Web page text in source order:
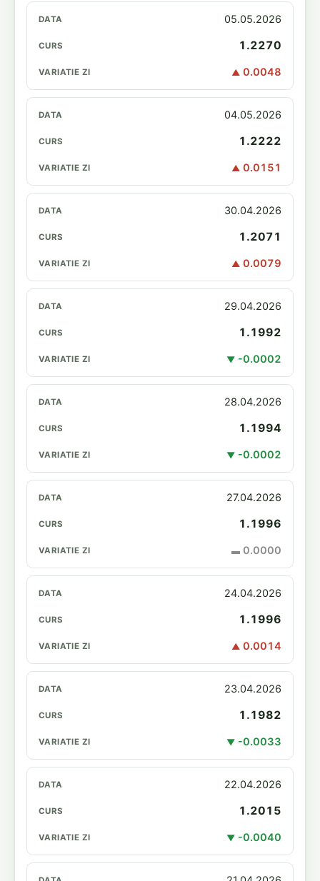
05.05.2026
1.2270
▲ 0.0048
04.05.2026
1.2222
▲ 0.0151
30.04.2026
1.2071
▲ 0.0079
29.04.2026
1.1992
▼ -0.0002
28.04.2026
1.1994
▼ -0.0002
27.04.2026
1.1996
▬ 0.0000
24.04.2026
1.1996
▲ 0.0014
23.04.2026
1.1982
▼ -0.0033
22.04.2026
1.2015
▼ -0.0040